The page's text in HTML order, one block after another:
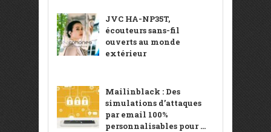
JVC HA-NP35T,
écouteurs sans-fil
ouverts au monde
extérieur
Mailinblack : Des
simulations d’attaques
par email 100%
personnalisables pour ...